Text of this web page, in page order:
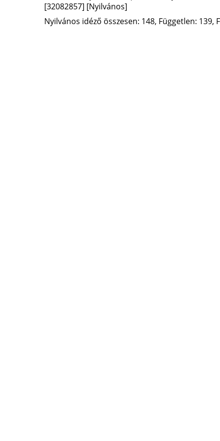
[32082857] [Nyilvános]
Nyilvános idéző összesen: 148, Független: 139,